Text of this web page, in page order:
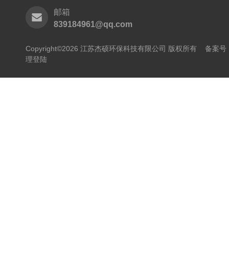
邮箱
839184961@qq.com
Copyright©2026 江苏杰硕环保科技有限公司 版权所有 备案号
理登陆